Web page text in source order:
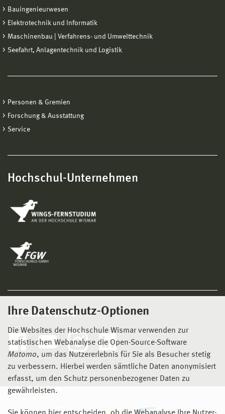
Ihre Datenschutz-Optionen
Die Websites der Hochschule Wismar verwenden zur
statistischen Webanalyse die Open-Source-Software
Matomo, um das Nutzererlebnis für Sie als Besucher stetig
zu verbessern. Hierbei werden sämtliche Daten anonymisiert
erfasst, um den Schutz personenbezogener Daten zu
gewährleisten.
Bauingenieurwesen
Elektrotechnik und Informatik
Maschinenbau | Verfahrens- und Umwelttechnik
Seefahrt, Anlagentechnik und Logistik
Personen & Gremien
Forschung & Ausstattung
Service
Hochschul-Unternehmen
Social Media